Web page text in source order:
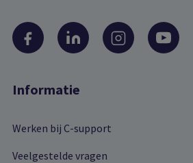
Informatie
Werken bij C-support
Veelgestelde vragen